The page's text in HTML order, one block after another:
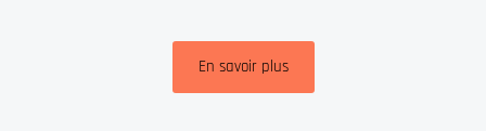
En savoir plus